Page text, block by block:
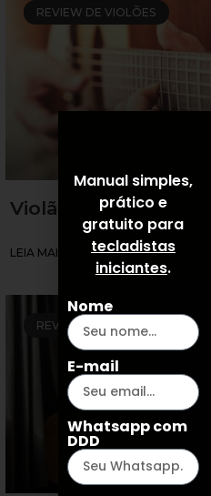
REVIEW DE VIOLÕES
Violão Taylor é bom?
LEIA MAIS »
REVIEW DE VIOLÕES
Manual simples,
prático e
gratuito para
tecladistas
iniciantes.
Nome
E-mail
Whatsapp com
DDD